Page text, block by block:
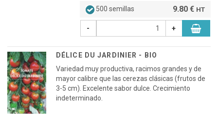
500 semillas 9.80 € HT
- +
DÉLICE DU JARDINIER - BIO
Variedad muy productiva, racimos grandes y de
mayor calibre que las cerezas clásicas (frutos de
3-5 cm). Excelente sabor dulce. Crecimiento
indeterminado.